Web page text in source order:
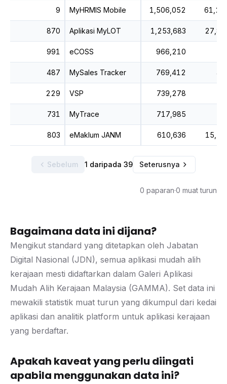
9 MyHRMIS Mobile 1,506,052
870 Aplikasi MyLOT 1,253,683
991 eCOSS 966,210
487 MySales Tracker 769,412
229 VSP 739,278
731 MyTrace 717,985
803 eMaklum JANM 610,636
Sebelum 1 daripada 39 Seterusnya
0 paparan·0 muat turun
Bagaimana data ini dijana?
Mengikut standard yang ditetapkan oleh Jabatan
Digital Nasional (JDN), semua aplikasi mudah alih
kerajaan mesti didaftarkan dalam Galeri Aplikasi
Mudah Alih Kerajaan Malaysia (GAMMA). Set data ini
mewakili statistik muat turun yang dikumpul dari kedai
aplikasi dan analitik platform untuk aplikasi kerajaan
yang berdaftar.
Apakah kaveat yang perlu diingati
apabila menggunakan data ini?